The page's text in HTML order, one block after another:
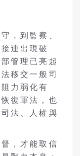
，到監察、
連出現破
管理已亮起
移交一般司
力弱化有
復軍法，也
法、人權與
，才能取信